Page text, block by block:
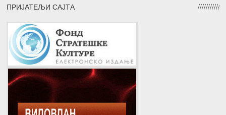
ПРИЈАТЕЉИ САЈТА